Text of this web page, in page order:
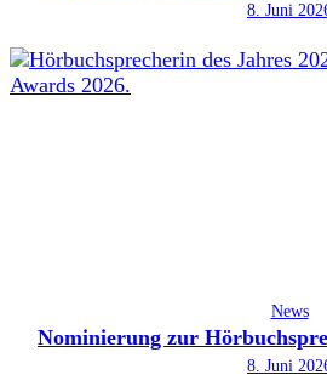
8. Juni
News
Nominierung zur
8. Juni